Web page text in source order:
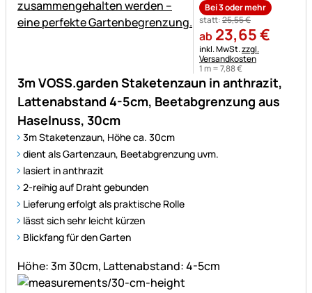
3m VOSS.garden Staketenzaun in anthrazit,
Lattenabstand 4-5cm, Beetabgrenzung aus
Haselnuss, 30cm
3m Staketenzaun, Höhe ca. 30cm
dient als Gartenzaun, Beetabgrenzung uvm.
lasiert in anthrazit
2-reihig auf Draht gebunden
Lieferung erfolgt als praktische Rolle
lässt sich sehr leicht kürzen
Blickfang für den Garten
Höhe: 3m 30cm, Lattenabstand: 4-5cm
Bei 3 oder mehr
statt:25,55€
ab 23,65€
Steuerhinweis:
inkl. MwSt.zzgl.
Versandkosten
1 m =7,88€